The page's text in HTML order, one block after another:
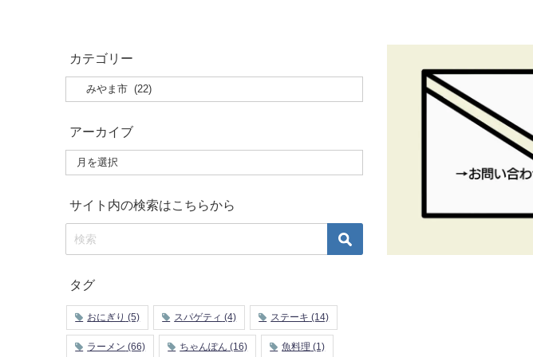
カテゴリー
アーカイブ
サイト内の検索はこちらから
タグ
おにぎり (5) スパゲティ (4) ステーキ (14)
ラーメン (66) ちゃんぽん (16) 魚料理 (1)